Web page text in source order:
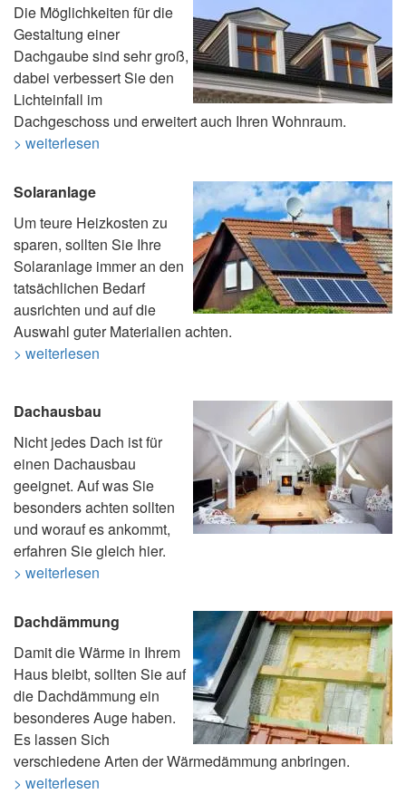
Die Möglichkeiten für die
Gestaltung einer
Dachgaube sind sehr groß,
dabei verbessert Sie den
Lichteinfall im
Dachgeschoss und erweitert auch Ihren Wohnraum.
> weiterlesen
Solaranlage
Um teure Heizkosten zu
sparen, sollten Sie Ihre
Solaranlage immer an den
tatsächlichen Bedarf
ausrichten und auf die
Auswahl guter Materialien achten.
> weiterlesen
Dachausbau
Nicht jedes Dach ist für
einen Dachausbau
geeignet. Auf was Sie
besonders achten sollten
und worauf es ankommt,
erfahren Sie gleich hier.
> weiterlesen
Dachdämmung
Damit die Wärme in Ihrem
Haus bleibt, sollten Sie auf
die Dachdämmung ein
besonderes Auge haben.
Es lassen Sich
verschiedene Arten der Wärmedämmung anbringen.
> weiterlesen